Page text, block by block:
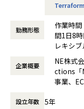
1日数千万リクエスト
中心とした高度なイ
・アーキテクチャ設
L、SQS 等を用いた、
・DBパフォーマン
ド構成）の性能改善
のための高度な取り組
高いインフラ構成管理
ジニアを募集していま
◯ネクストエンジンの
・6,500社以上のEC
ストを捌くAWSイン
◯インフラ運用
・主にクラウドイン
ただくポジションです。
Terraform
勤務形態
作業時
間1日8
レキシ
働き方：
時間外
時間）
休憩時間
企業概要
NE株式
ctions「
事業、
ることを
設立年数 5年